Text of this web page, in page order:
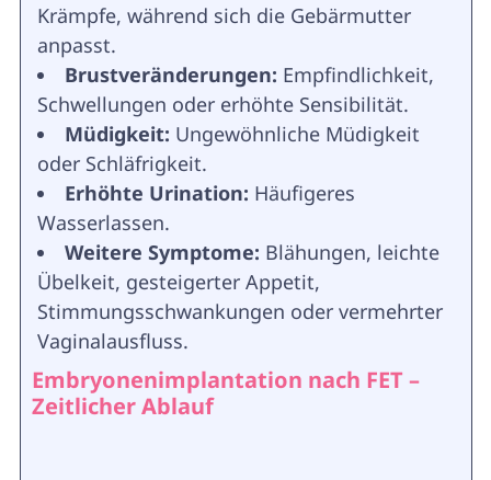
Krämpfe, während sich die Gebärmutter
anpasst.
Brustveränderungen: Empfindlichkeit,
Schwellungen oder erhöhte Sensibilität.
Müdigkeit: Ungewöhnliche Müdigkeit
oder Schläfrigkeit.
Erhöhte Urination: Häufigeres
Wasserlassen.
Weitere Symptome: Blähungen, leichte
Übelkeit, gesteigerter Appetit,
Stimmungsschwankungen oder vermehrter
Vaginalausfluss.
Embryonenimplantation nach FET –
Zeitlicher Ablauf